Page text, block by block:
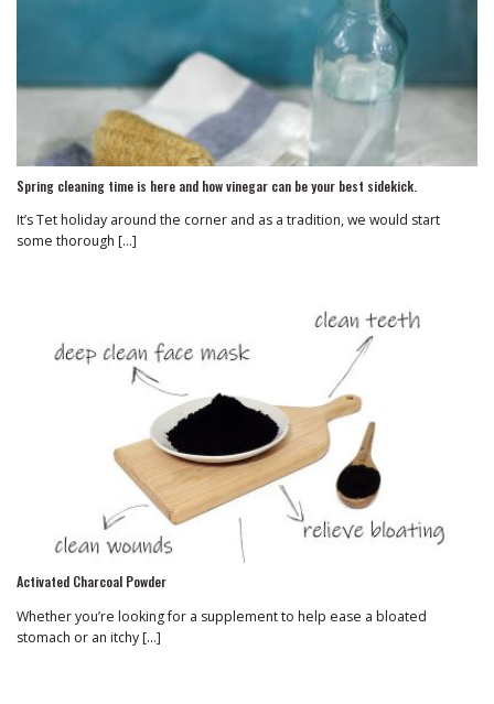
Spring cleaning time is here and how vinegar can be your best sidekick.
It’s Tet holiday around the corner and as a tradition, we would start
some thorough [...]
Activated Charcoal Powder
Whether you’re looking for a supplement to help ease a bloated
stomach or an itchy [...]